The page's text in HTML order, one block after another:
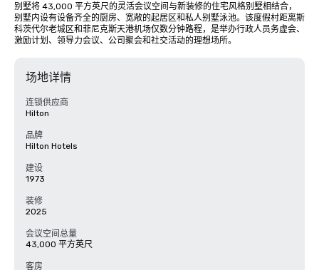
别墅将 43,000 平方英尺的灵活会议空间与新装修的住宅风格别墅相结合，
别墅内设有设备齐全的厨房、宽敞的起居区和私人别墅泳池。该度假村距离斯
科茨代尔老城区和菲尼克斯天港机场仅数分钟路程，是举办行政人员务虚会、
激励计划、领导力会议、公司聚会和社交活动的理想场所。
场地详情
连锁供应商
Hilton
品牌
Hilton Hotels
建设
1973
装修
2025
会议空间总量
43,000 平方英尺
客房